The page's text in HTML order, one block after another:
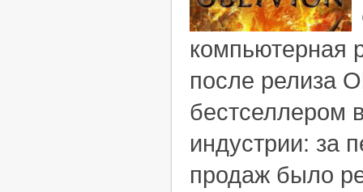
компьютерная
после релиза
бестселлером
индустрии: за
продаж было